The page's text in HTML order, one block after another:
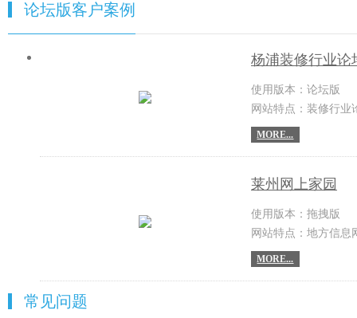
论坛版客户案例
杨浦装修行业论
使用版本：论坛版
网站特点：装修行业
MORE...
莱州网上家园
使用版本：拖拽版
网站特点：地方信息
MORE...
常见问题